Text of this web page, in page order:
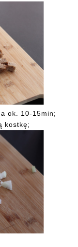
ok. 10-15min;
kostkę;